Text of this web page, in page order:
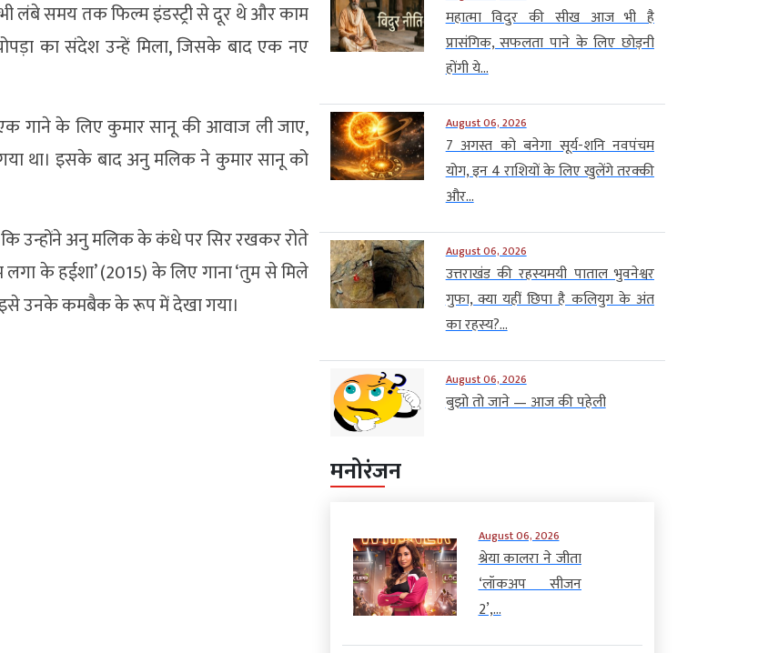
लंबे समय तक फिल्म इंडस्ट्री से दूर थे और काम
का संदेश उन्हें मिला, जिसके बाद एक नए
गाने के लिए कुमार सानू की आवाज ली जाए,
था। इसके बाद अनु मलिक ने कुमार सानू को
उन्होंने अनु मलिक के कंधे पर सिर रखकर रोते
के हईशा’ (2015) के लिए गाना ‘तुम से मिले
इसे उनके कमबैक के रूप में देखा गया।
महात्मा विदुर की सीख आज भी है
प्रासंगिक, सफलता पाने के लिए छोड़नी
होंगी ये...
August 06, 2026
7 अगस्त को बनेगा सूर्य-शनि नवपंचम
योग, इन 4 राशियों के लिए खुलेंगे तरक्की
और...
August 06, 2026
उत्तराखंड की रहस्यमयी पाताल भुवनेश्वर
गुफा, क्या यहीं छिपा है कलियुग के अंत
का रहस्य?...
August 06, 2026
बुझो तो जाने — आज की पहेली
मनोरंजन
August 06, 2026
श्रेया कालरा ने जीता
‘लॉकअप सीजन
2’,...